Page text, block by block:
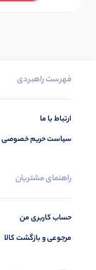
فهرست راهبردی
ارتباط با ما
سیاست حریم خصوصی
راهنمای مشتریان
حساب کاربری من
مرجوعی و بازگشت کالا